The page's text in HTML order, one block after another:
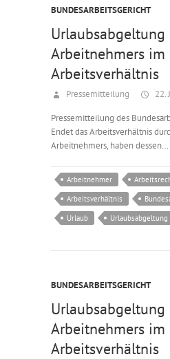
BUNDESARBEITSGERICHT
Urlaubsabgeltung
Arbeitnehmers
Arbeitsverhältnis
Pressemitteilung 22.
Pressemitteilung des
Endet das Arbeitsverhältnis
Arbeitnehmers, haben dessen…
Arbeitnehmer
Arbeitsverhältnis
Urlaub
Urlaubsabgeltung
BUNDESARBEITSGERICHT
Urlaubsabgeltung
Arbeitnehmers
Arbeitsverhältnis